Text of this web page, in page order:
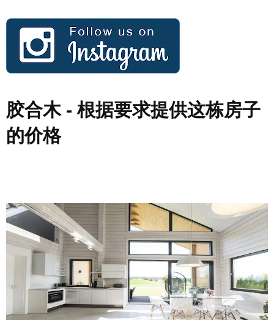
胶合木 - 根据要求提供这栋房子
的价格